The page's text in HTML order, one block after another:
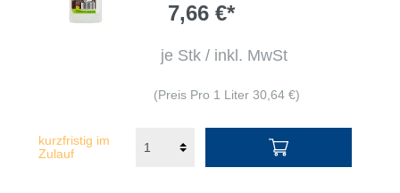
7,66 €*
je Stk / inkl. MwSt
(Preis Pro 1 Liter 30,64 €)
kurzfristig im
Zulauf